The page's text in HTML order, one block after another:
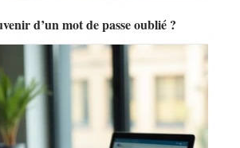
d’un mot de passe oublié ?